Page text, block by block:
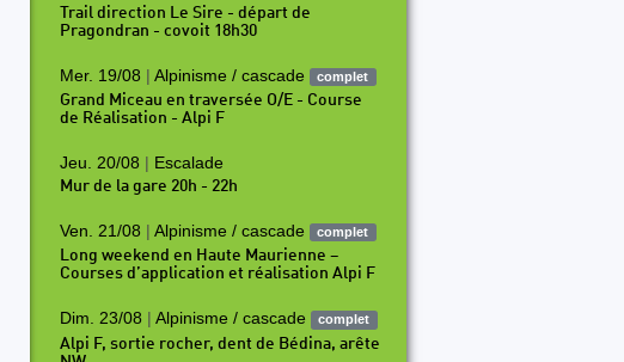
Trail direction Le Sire - départ de
Pragondran - covoit 18h30
Mer. 19/08 | Alpinisme / cascade complet
Grand Miceau en traversée O/E - Course
de Réalisation - Alpi F
Jeu. 20/08 | Escalade
Mur de la gare 20h - 22h
Ven. 21/08 | Alpinisme / cascade complet
Long weekend en Haute Maurienne –
Courses d’application et réalisation Alpi F
Dim. 23/08 | Alpinisme / cascade complet
Alpi F, sortie rocher, dent de Bédina, arête